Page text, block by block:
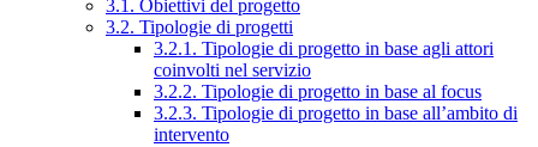
3.1. Obiettivi del progetto
3.2. Tipologie di progetti
3.2.1. Tipologie di progetto in base agli attori
coinvolti nel servizio
3.2.2. Tipologie di progetto in base al focus
3.2.3. Tipologie di progetto in base all’ambito di
intervento